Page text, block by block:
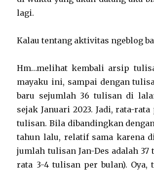
lagi.
Kalau tentang aktivitas ngeblog
Hm…melihat kembali arsip
mayaku ini, sampai dengan
baru sejumlah 36 tulisan di
sejak Januari 2023. Jadi, rata-
tulisan. Bila dibandingkan
tahun lalu, relatif sama karena
jumlah tulisan Jan-Des adalah 37
rata 3-4 tulisan per bulan). Oya,